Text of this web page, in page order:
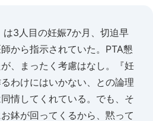
は3人目の妊娠7か月、切迫早
から指示されていた。PTA懇
、まったく考慮はなし。『妊
わけにはいかない、との論理
情してくれている。でも、そ
鉢が回ってくるから、黙って